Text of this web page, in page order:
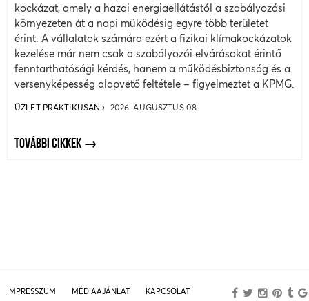
kockázat, amely a hazai energiaellátástól a szabályozási
környezeten át a napi működésig egyre több területet
érint. A vállalatok számára ezért a fizikai klímakockázatok
kezelése már nem csak a szabályozói elvárásokat érintő
fenntarthatósági kérdés, hanem a működésbiztonság és a
versenyképesség alapvető feltétele – figyelmeztet a KPMG.
ÜZLET PRAKTIKUSAN 2026. AUGUSZTUS 08.
TOVÁBBI CIKKEK
IMPRESSZUM MÉDIAAJÁNLAT KAPCSOLAT